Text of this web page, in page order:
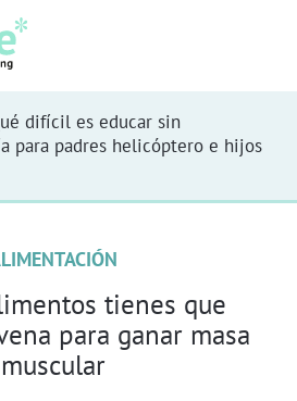
difícil es educar sin
para padres helicóptero e hijos
tienes que
para ganar masa
muscular